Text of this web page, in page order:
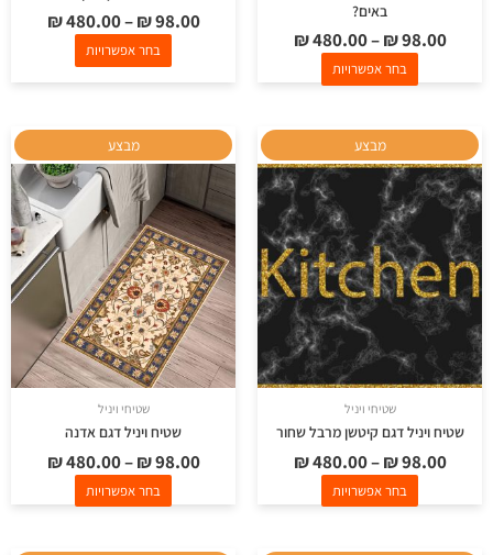
באים?
₪98.00
–
₪480.00
בחר אפשרויות
₪98.00
–
₪480.00
בחר אפשרויות
מבצע
שטיחי ויניל
שטיח ויניל דגם קיטשן מרבל שחור
₪98.00
–
₪480.00
בחר אפשרויות
זה
יש
מספר
סוגים.
ניתן
לבחור
את
האפשרויות
בעמוד
מבצע
שטיחי ויניל
שטיח ויניל דגם אדנה
₪98.00
–
₪480.00
בחר אפשרויות
זה
יש
מספר
סוגים.
ניתן
לבחור
את
האפשרויות
בעמוד